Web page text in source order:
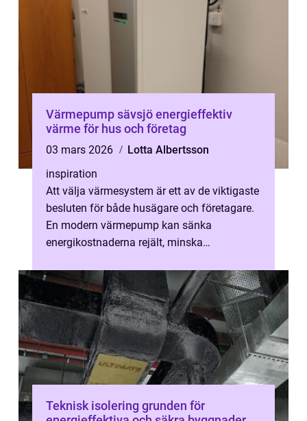
Värmepump sävsjö energieffektiv
värme för hus och företag
03 mars 2026
Lotta Albertsson
inspiration
Att välja värmesystem är ett av de viktigaste
besluten för både husägare och företagare.
En modern värmepump kan sänka
energikostnaderna rejält, minska
värme år...
Teknisk isolering grunden för